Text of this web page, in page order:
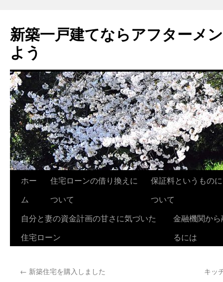
新築一戸建てならアフターメ
よう
コ
ン
へ
ホー
ム
住宅ローンの借り換えに
ついて
保証料というものに
ついて
自分と妻の資金計画の甘さに気づいた
住宅ローン
金融機関か
るには
← 新築住宅を購入しました キッ